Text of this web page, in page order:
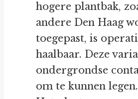
hogere plantbak,
andere Den Haag
toegepast, is
haalbaar. Deze
ondergrondse
om te kunnen legen.